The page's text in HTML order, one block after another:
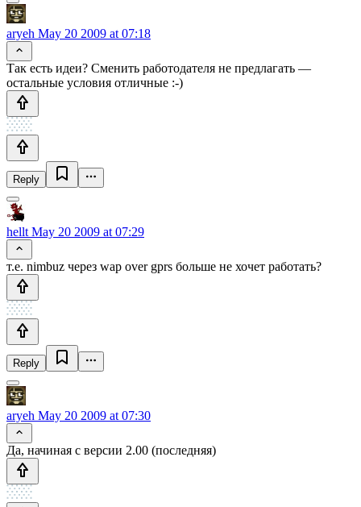
aryeh May 20 2009 at 07:18
Так есть идеи? Сменить работодателя не предлагать —
остальные условия отличные :-)
Reply
hellt May 20 2009 at 07:29
т.е. nimbuz через wap over gprs больше не хочет работать?
Reply
aryeh May 20 2009 at 07:30
Да, начиная с версии 2.00 (последняя)